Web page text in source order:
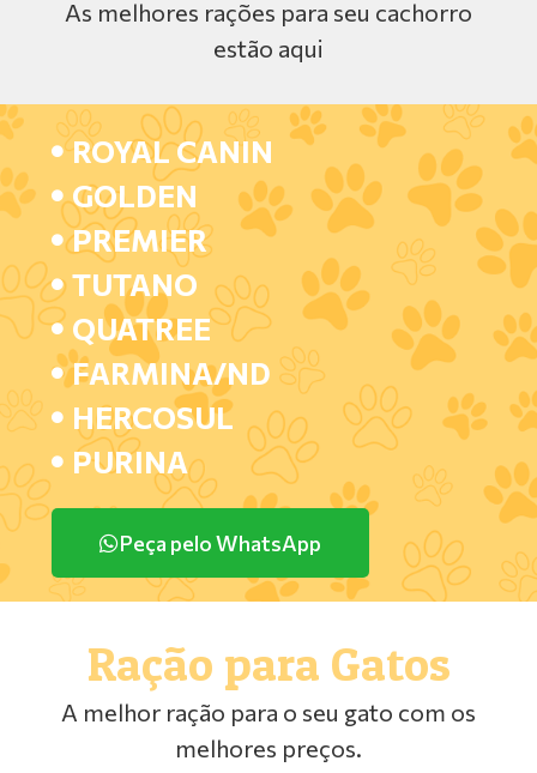
As melhores rações para seu cachorro
estão aqui
ROYAL CANIN
GOLDEN
PREMIER
TUTANO
QUATREE
FARMINA/ND
HERCOSUL
PURINA
Peça pelo WhatsApp
Ração para Gatos
A melhor ração para o seu gato com os
melhores preços.